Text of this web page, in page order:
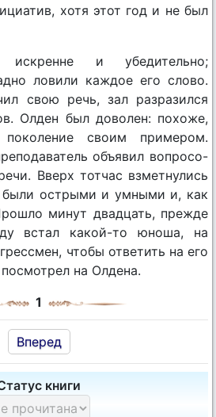
хотя этот год и не был
и убедительно;
ловили каждое его слово.
свою речь, зал разразился
Олден был доволен: похоже,
своим примером.
объявил вопросо-
Вверх тотчас взметнулись
были острыми и умными и, как
минут двадцать, прежде
встал какой-то юноша, на
чтобы ответить на его
на Олдена.
1
Вперед
книги